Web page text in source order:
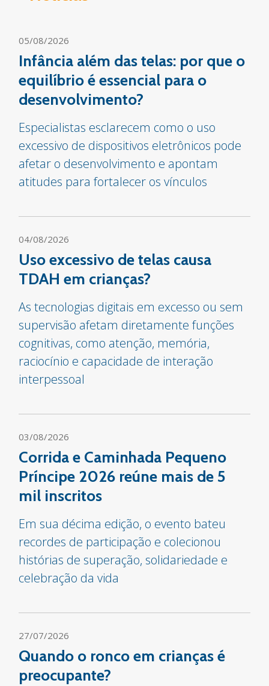
05/08/2026
Infância além das telas: por que o
equilíbrio é essencial para o
desenvolvimento?
Especialistas esclarecem como o uso
excessivo de dispositivos eletrônicos pode
afetar o desenvolvimento e apontam
atitudes para fortalecer os vínculos
04/08/2026
Uso excessivo de telas causa
TDAH em crianças?
As tecnologias digitais em excesso ou sem
supervisão afetam diretamente funções
cognitivas, como atenção, memória,
raciocínio e capacidade de interação
interpessoal
03/08/2026
Corrida e Caminhada Pequeno
Príncipe 2026 reúne mais de 5
mil inscritos
Em sua décima edição, o evento bateu
recordes de participação e colecionou
histórias de superação, solidariedade e
celebração da vida
27/07/2026
Quando o ronco em crianças é
preocupante?